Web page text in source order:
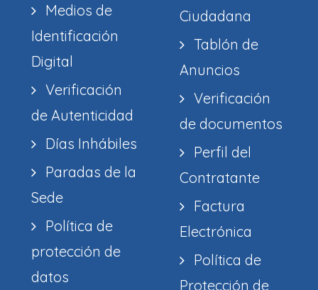
Medios de
Identificación
Digital
Verificación
de Autenticidad
Días Inhábiles
Paradas de la
Sede
Política de
protección de
datos
Ciudadana
Tablón de
Anuncios
Verificación
de documentos
Perfil del
Contratante
Factura
Electrónica
Política de
Protección de